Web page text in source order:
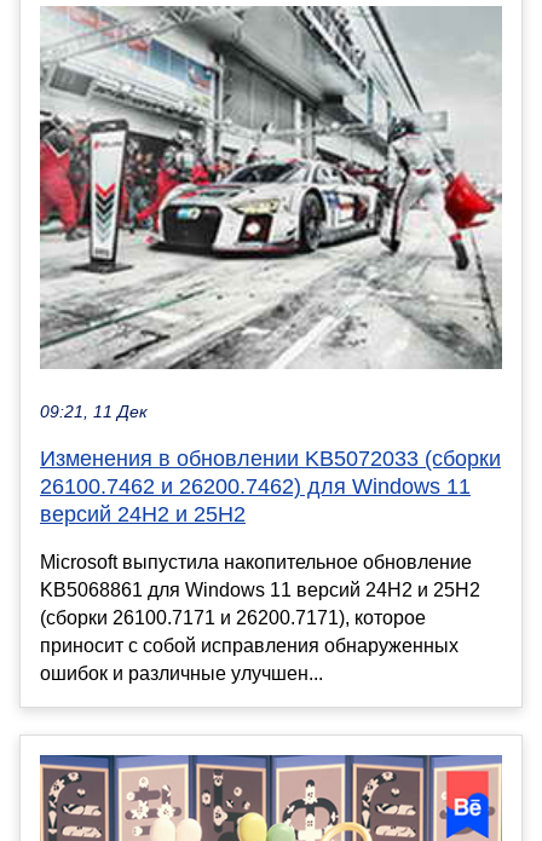
09:21, 11 Дек
Изменения в обновлении KB5072033 (сборки
26100.7462 и 26200.7462) для Windows 11
версий 24H2 и 25H2
Microsoft выпустила накопительное обновление
KB5068861 для Windows 11 версий 24H2 и 25H2
(сборки 26100.7171 и 26200.7171), которое
приносит с собой исправления обнаруженных
ошибок и различные улучшен...